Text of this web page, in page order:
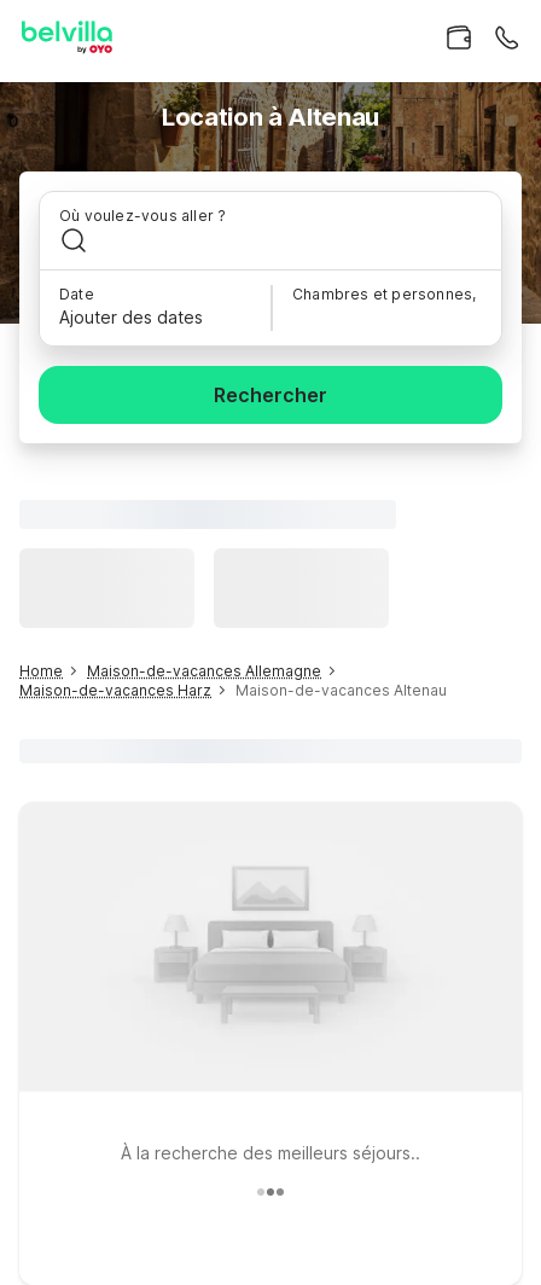
Location à Altenau
Où voulez-vous aller ?
Date
Ajouter des dates
Chambres et personnes,
Rechercher
Home
Maison-de-vacances Allemagne
Maison-de-vacances Harz
Maison-de-vacances Altenau
À la recherche des meilleurs séjours..